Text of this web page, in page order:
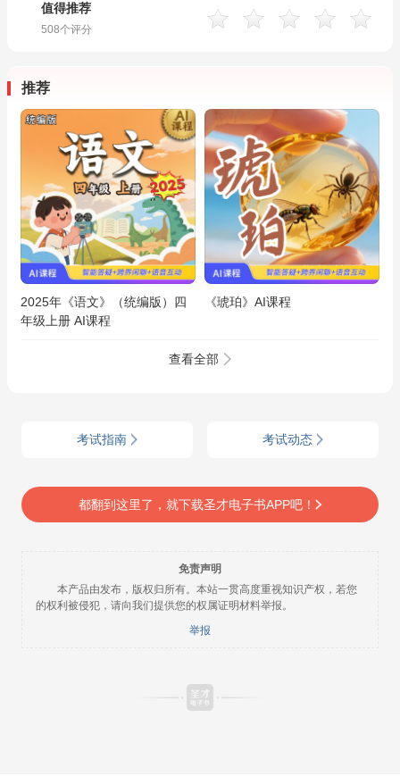
值得推荐
508个评分
推荐
2025年《语文》（统编版）四
年级上册 AI课程
《琥珀》AI课程
查看全部
考试指南 考试动态
都翻到这里了，就下载圣才电子书APP吧！
免责声明
本产品由发布，版权归所有。本站一贯高度重视知识产权，若您
的权利被侵犯，请向我们提供您的权属证明材料举报。
举报